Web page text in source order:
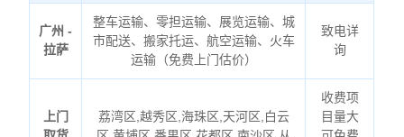
广州 -
拉萨
整车运输、零担运输、展览运输、城
市配送、搬家托运、航空运输、火车
运输（免费上门估价）
致电详
询
上门
荔湾区,越秀区,海珠区,天河区,白云
收费项
目量大